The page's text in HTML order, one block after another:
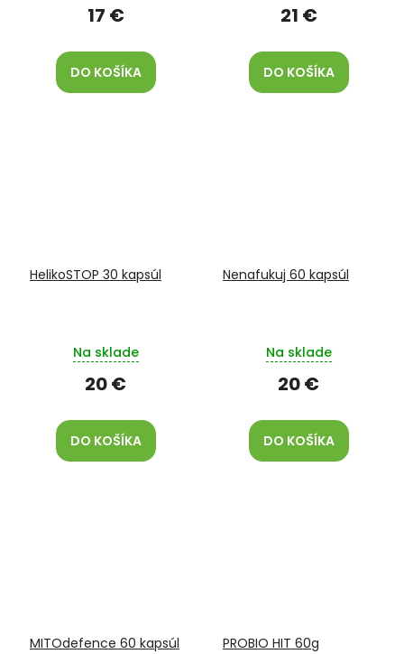
17 €
DO KOŠÍKA
21 €
DO KOŠÍKA
HelikoSTOP 30 kapsúl
Na sklade
20 €
DO KOŠÍKA
Nenafukuj 60 kapsúl
Na sklade
20 €
DO KOŠÍKA
MITOdefence 60 kapsúl PROBIO HIT 60g